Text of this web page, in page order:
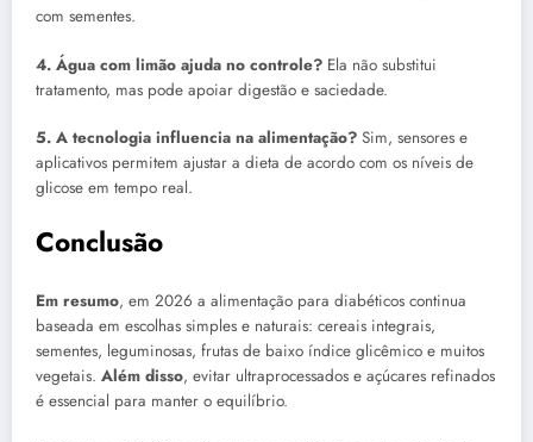
com sementes.
4. Água com limão ajuda no controle? Ela não substitui
tratamento, mas pode apoiar digestão e saciedade.
5. A tecnologia influencia na alimentação? Sim, sensores e
aplicativos permitem ajustar a dieta de acordo com os níveis de
glicose em tempo real.
Conclusão
Em resumo, em 2026 a alimentação para diabéticos continua
baseada em escolhas simples e naturais: cereais integrais,
sementes, leguminosas, frutas de baixo índice glicêmico e muitos
vegetais. Além disso, evitar ultraprocessados e açúcares refinados
é essencial para manter o equilíbrio.